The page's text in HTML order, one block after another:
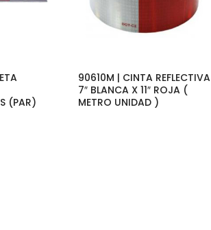
(PAR)
90610M | CINTA REFLECTIVA
7″ BLANCA X 11″ ROJA (
METRO UNIDAD )